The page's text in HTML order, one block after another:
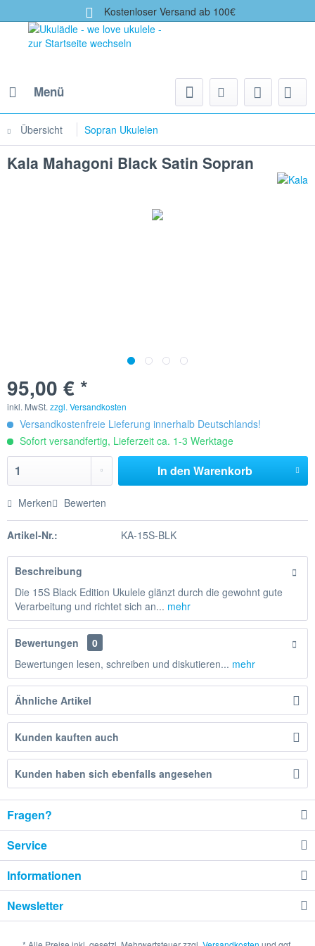
Kostenloser Versand ab 100€
Menü
Übersicht Sopran Ukulelen
Kala Mahagoni Black Satin Sopran
95,00 € *
inkl. MwSt. zzgl. Versandkosten
Versandkostenfreie Lieferung innerhalb Deutschlands!
Sofort versandfertig, Lieferzeit ca. 1-3 Werktage
In den Warenkorb
Merken Bewerten
Artikel-Nr.: KA-15S-BLK
Beschreibung
Die 15S Black Edition Ukulele glänzt durch die gewohnt gute
Verarbeitung und richtet sich an... mehr
Bewertungen
0
Bewertungen lesen, schreiben und diskutieren... mehr
Ähnliche Artikel
Kunden kauften auch
Kunden haben sich ebenfalls angesehen
Fragen?
Service
Informationen
Newsletter